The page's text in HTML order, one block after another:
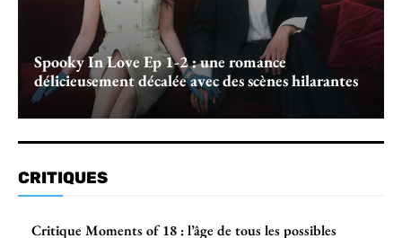
Spooky In Love Ep 1-2 : une romance
délicieusement décalée avec des scènes hilarantes
CRITIQUES
Critique Moments of 18 : l’âge de tous les possibles